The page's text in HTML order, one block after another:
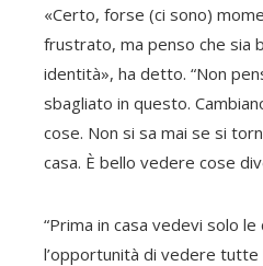
«Certo, forse (ci sono)
frustrato, ma penso che sia
identità», ha detto. “Non
sbagliato in questo.
cose. Non si sa mai se si
casa. È bello vedere cose
“Prima in casa vedevi solo
l’opportunità di vedere tutte